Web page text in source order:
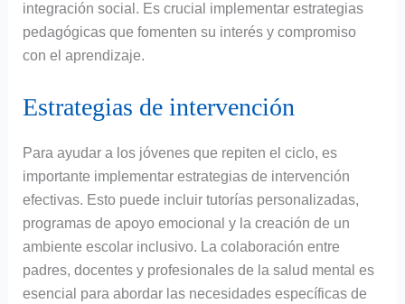
integración social. Es crucial implementar estrategias
pedagógicas que fomenten su interés y compromiso
con el aprendizaje.
Estrategias de intervención
Para ayudar a los jóvenes que repiten el ciclo, es
importante implementar estrategias de intervención
efectivas. Esto puede incluir tutorías personalizadas,
programas de apoyo emocional y la creación de un
ambiente escolar inclusivo. La colaboración entre
padres, docentes y profesionales de la salud mental es
esencial para abordar las necesidades específicas de